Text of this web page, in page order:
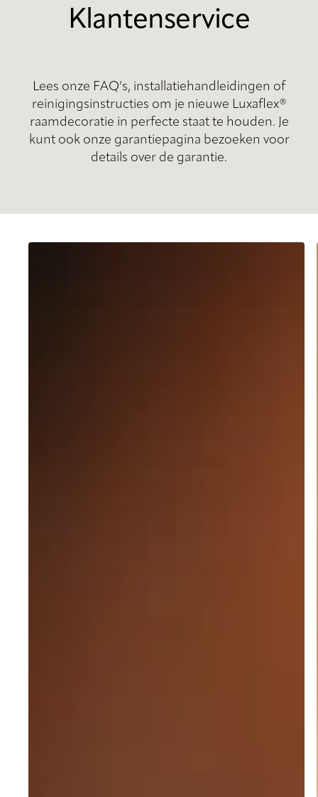
Klantenservice
Lees onze FAQ’s, installatiehandleidingen of
reinigingsinstructies om je nieuwe Luxaflex®
raamdecoratie in perfecte staat te houden. Je
kunt ook onze garantiepagina bezoeken voor
details over de garantie.